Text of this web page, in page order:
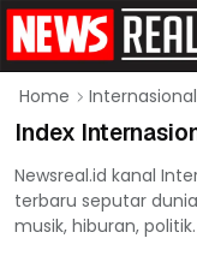
Home Internasional
Index
Newsreal.id kanal
terbaru seputar
musik, hiburan, politik.